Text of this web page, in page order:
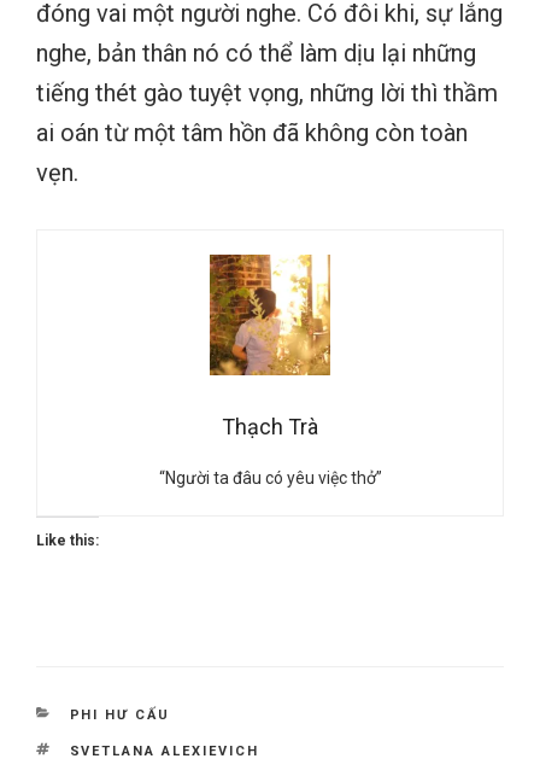
đóng vai một người nghe. Có đôi khi, sự lắng
nghe, bản thân nó có thể làm dịu lại những
tiếng thét gào tuyệt vọng, những lời thì thầm
ai oán từ một tâm hồn đã không còn toàn
vẹn.
Thạch Trà
“Người ta đâu có yêu việc thở”
Like this:
CATEGORIES
PHI HƯ CẤU
TAGS
SVETLANA ALEXIEVICH